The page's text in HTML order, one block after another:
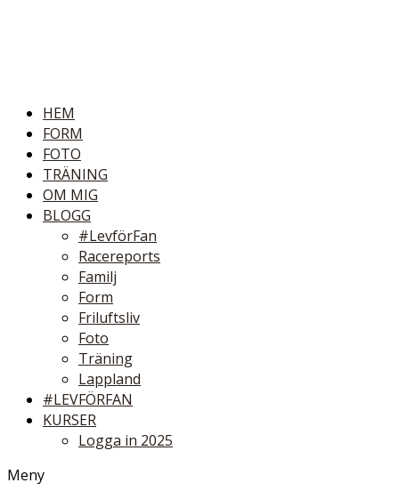
HEM
FORM
FOTO
TRÄNING
OM MIG
BLOGG
#LevförFan
Racereports
Familj
Form
Friluftsliv
Foto
Träning
Lappland
#LEVFÖRFAN
KURSER
Logga in 2025
Meny